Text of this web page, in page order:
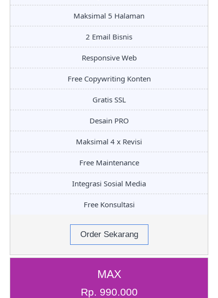
Maksimal 5 Halaman
2 Email Bisnis
Responsive Web
Free Copywriting Konten
Gratis SSL
Desain PRO
Maksimal 4 x Revisi
Free Maintenance
Integrasi Sosial Media
Free Konsultasi
Order Sekarang
MAX
Rp. 990.000